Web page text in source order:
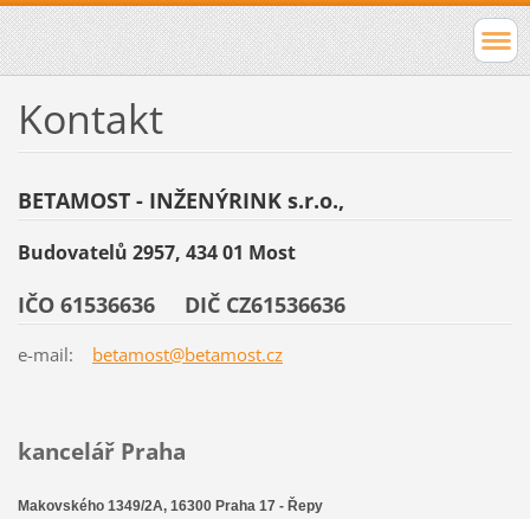
Kontakt
BETAMOST - INŽENÝRINK s.r.o.,
Budovatelů 2957, 434 01 Most
IČO 61536636 DIČ CZ61536636
e-mail: betamost@betamost.cz
kancelář Praha
Makovského 1349/2A, 16300 Praha 17 - Řepy